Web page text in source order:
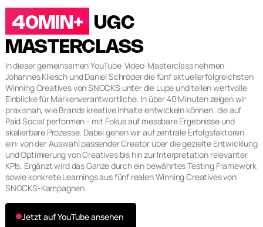
40MIN+
UGC
MASTERCLASS
In dieser gemeinsamen YouTube-Video-Masterclass nehmen
Johannes Kliesch und Daniel Schröder die fünf aktuellerfolgreichsten
Winning Creatives von SNOCKS unter die Lupe und teilen wertvolle
Einblicke für Markenverantwortliche. In über 40 Minuten zeigen wir
praxisnah, wie Brands kreative Inhalte entwickeln können, die auf
Paid Social performen - mit Fokus auf messbare Ergebnisse und
skalierbare Prozesse. Dabei gehen wir auf zentrale Erfolgsfaktoren
ein: von der Auswahl passender Creator über die gezielte Entwicklung
und Optimierung von Creatives bis hin zur Interpretation relevanter
KPls. Ergänzt wird das Ganze durch ein bewährtes Testing Framework
sowie konkrete Learnings aus fünf realen Winning Creatives von
SNOCKS-Kampagnen.
Jetzt auf YouTube ansehen